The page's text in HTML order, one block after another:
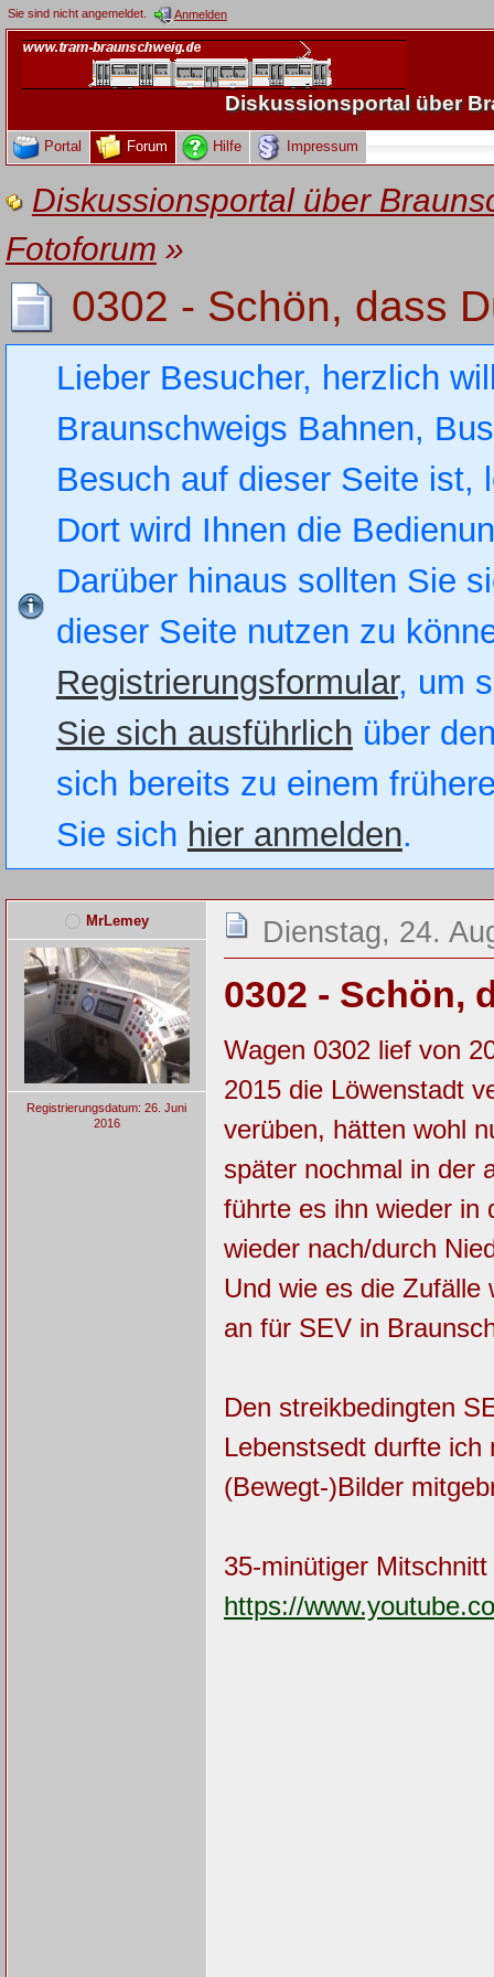
Sie sind nicht angemeldet. Anmelden
Diskussionsportal über
Portal Forum Hilfe Impressum
Diskussionsportal über
Fotoforum »
0302 - Schön, dass
Lieber Besucher, herzlich
Braunschweigs Bahnen,
Besuch auf dieser Seite
Dort wird Ihnen die
Darüber hinaus sollten Sie
dieser Seite nutzen zu
Registrierungsformular, um
Sie sich ausführlich über
sich bereits zu einem
Sie sich hier anmelden.
MrLemey
Registrierungsdatum: 26. Juni
2016
Dienstag, 24.
0302 - Schön,
Wagen 0302 lief von
2015 die Löwenstadt
verüben, hätten wohl
später nochmal in der
führte es ihn wieder in
wieder nach/durch
Und wie es die Zufälle
an für SEV in
Den streikbedingten
Lebenstsedt durfte ich
(Bewegt-)Bilder
35-minütiger
https://